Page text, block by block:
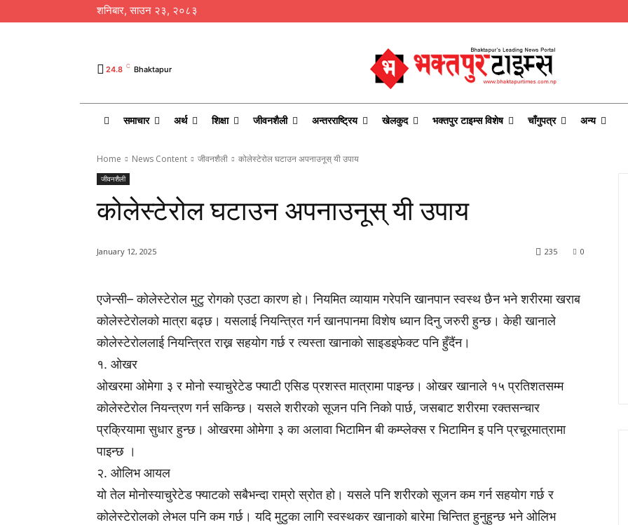
शनिबार, साउन २३, २०८३
24.8 C Bhaktapur
समाचार अर्थ शिक्षा जीवनशैली अन्तरराष्ट्रिय खेलकुद भक्तपुर टाइम्स विशेष चाँगुपत्र अन्य
Home News Content जीवनशैली कोलेस्टेरोल घटाउन अपनाउनूस् यी उपाय
जीवनशैली
कोलेस्टेरोल घटाउन अपनाउनूस् यी उपाय
January 12, 2025 0
235
एजेन्सी– कोलेस्टेरोल मुटु रोगको एउटा कारण हो। नियमित व्यायाम गरेपनि खानपान स्वस्थ छैन भने शरीरमा खराब
कोलेस्टेरोलको मात्रा बढ्छ। यसलाई नियन्त्रित गर्न खानपानमा विशेष ध्यान दिनु जरुरी हुन्छ। केही खानाले
कोलेस्टेरोललाई नियन्त्रित राख्न सहयोग गर्छ र त्यस्ता खानाको साइडइफेक्ट पनि हुँदैंन।
१. ओखर
ओखरमा ओमेगा ३ र मोनो स्याचुरेटेड फ्याटी एसिड प्रशस्त मात्रामा पाइन्छ। ओखर खानाले १५ प्रतिशतसम्म
कोलेस्टेरोल नियन्त्रण गर्न सकिन्छ। यसले शरीरको सूजन पनि निको पार्छ, जसबाट शरीरमा रक्तसन्चार
प्रक्रियामा सुधार हुन्छ। ओखरमा ओमेगा ३ का अलावा भिटामिन बी कम्प्लेक्स र भिटामिन इ पनि प्रचूरमात्रामा
पाइन्छ ।
२. ओलिभ आयल
यो तेल मोनोस्याचुरेटेड फ्याटको सबैभन्दा राम्रो स्रोत हो। यसले पनि शरीरको सूजन कम गर्न सहयोग गर्छ र
कोलेस्टेरोलको लेभल पनि कम गर्छ। यदि मुटुका लागि स्वस्थकर खानाको बारेमा चिन्तित हुनुहुन्छ भने ओलिभ